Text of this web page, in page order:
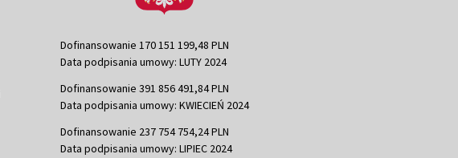
Dofinansowanie 170 151 199,48 PLN
Data podpisania umowy: LUTY 2024
Dofinansowanie 391 856 491,84 PLN
Data podpisania umowy: KWIECIEŃ 2024
Dofinansowanie 237 754 754,24 PLN
Data podpisania umowy: LIPIEC 2024